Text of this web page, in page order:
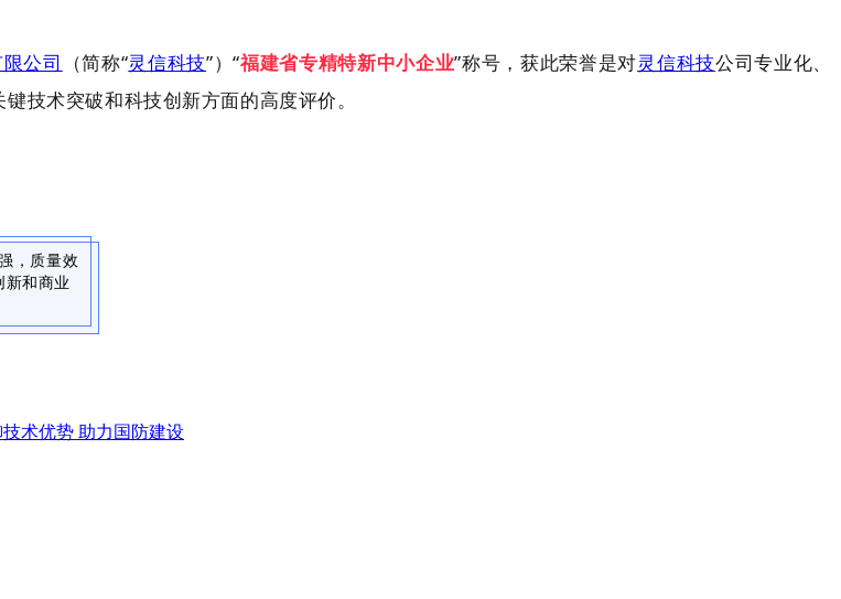
公司 （简称“灵信科技”）“福建省专精特新中小企业”称号， 获此荣誉是对灵信科技公司专业化、
技术突破和科技创新方面的高度评价。
，质量效
新和商业
术优势 助力国防建设